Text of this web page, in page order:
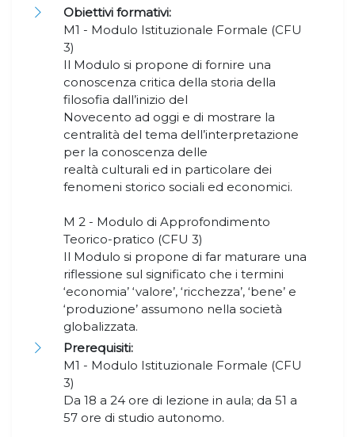
Obiettivi formativi:
M1 - Modulo Istituzionale Formale (CFU
3)
Il Modulo si propone di fornire una
conoscenza critica della storia della
filosofia dall’inizio del
Novecento ad oggi e di mostrare la
centralità del tema dell’interpretazione
per la conoscenza delle
realtà culturali ed in particolare dei
fenomeni storico sociali ed economici.
M 2 - Modulo di Approfondimento
Teorico-pratico (CFU 3)
Il Modulo si propone di far maturare una
riflessione sul significato che i termini
‘economia’ ‘valore’, ‘ricchezza’, ‘bene’ e
‘produzione’ assumono nella società
globalizzata.
Prerequisiti:
M1 - Modulo Istituzionale Formale (CFU
3)
Da 18 a 24 ore di lezione in aula; da 51 a
57 ore di studio autonomo.